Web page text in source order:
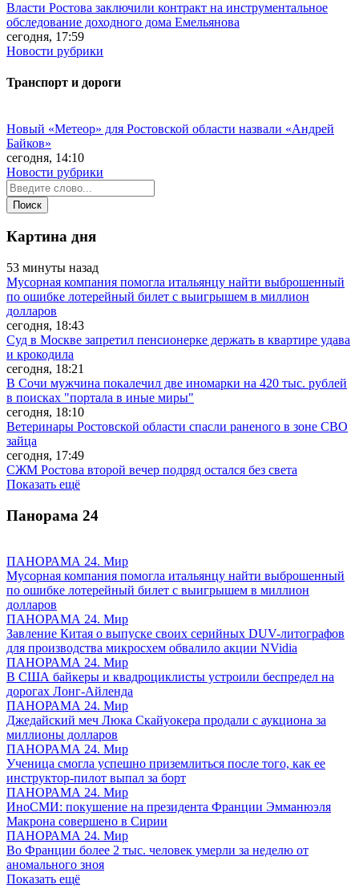
Власти Ростова заключили контракт на инструментальное
обследование доходного дома Емельянова
сегодня, 17:59
Новости рубрики
Транспорт и дороги
Новый «Метеор» для Ростовской области назвали «Андрей
Байков»
сегодня, 14:10
Новости рубрики
Картина дня
53 минуты назад
Мусорная компания помогла итальянцу найти выброшенный
по ошибке лотерейный билет с выигрышем в миллион
долларов
сегодня, 18:43
Суд в Москве запретил пенсионерке держать в квартире удава
и крокодила
сегодня, 18:21
В Сочи мужчина покалечил две иномарки на 420 тыс. рублей
в поисках "портала в иные миры"
сегодня, 18:10
Ветеринары Ростовской области спасли раненого в зоне СВО
зайца
сегодня, 17:49
СЖМ Ростова второй вечер подряд остался без света
Показать ещё
Панорама 24
ПАНОРАМА 24. Мир
Мусорная компания помогла итальянцу найти выброшенный
по ошибке лотерейный билет с выигрышем в миллион
долларов
ПАНОРАМА 24. Мир
Завление Китая о выпуске своих серийных DUV-литографов
для производства микросхем обвалило акции NVidia
ПАНОРАМА 24. Мир
В США байкеры и квадроциклисты устроили беспредел на
дорогах Лонг-Айленда
ПАНОРАМА 24. Мир
Джедайский меч Люка Скайуокера продали с аукциона за
миллионы долларов
ПАНОРАМА 24. Мир
Ученица смогла успешно приземлиться после того, как ее
инструктор-пилот выпал за борт
ПАНОРАМА 24. Мир
ИноСМИ: покушение на президента Франции Эмманюэля
Макрона совершено в Сирии
ПАНОРАМА 24. Мир
Во Франции более 2 тыс. человек умерли за неделю от
аномального зноя
Показать ещё